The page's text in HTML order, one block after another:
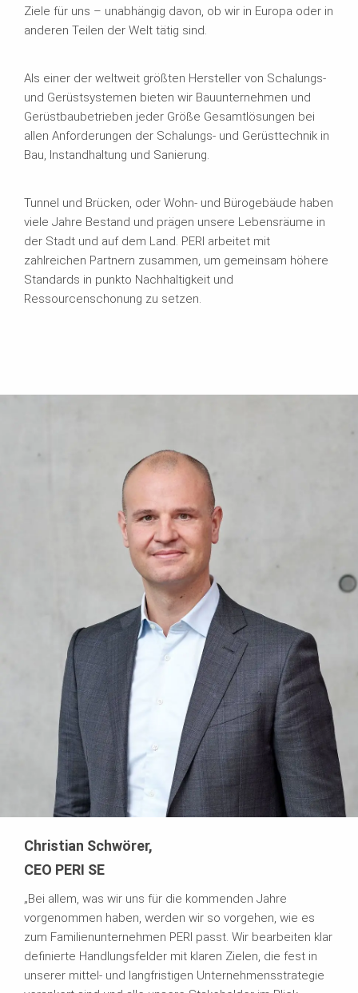
Ziele für uns – unabhängig davon, ob wir in Europa oder in
anderen Teilen der Welt tätig sind.
Als einer der weltweit größten Hersteller von Schalungs-
und Gerüstsystemen bieten wir Bauunternehmen und
Gerüstbaubetrieben jeder Größe Gesamtlösungen bei
allen Anforderungen der Schalungs- und Gerüsttechnik in
Bau, Instandhaltung und Sanierung.
Tunnel und Brücken, oder Wohn- und Bürogebäude haben
viele Jahre Bestand und prägen unsere Lebensräume in
der Stadt und auf dem Land. PERI arbeitet mit
zahlreichen Partnern zusammen, um gemeinsam höhere
Standards in punkto Nachhaltigkeit und
Ressourcenschonung zu setzen.
Christian Schwörer,
CEO PERI SE
„Bei allem, was wir uns für die kommenden Jahre
vorgenommen haben, werden wir so vorgehen, wie es
zum Familienunternehmen PERI passt. Wir bearbeiten klar
definierte Handlungsfelder mit klaren Zielen, die fest in
unserer mittel- und langfristigen Unternehmensstrategie